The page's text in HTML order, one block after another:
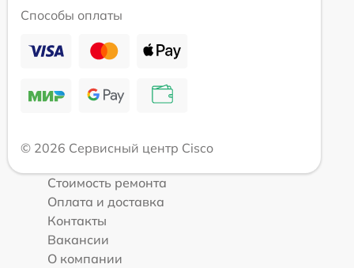
Способы оплаты
© 2026 Сервисный центр Cisco
Стоимость ремонта
Оплата и доставка
Контакты
Вакансии
О компании